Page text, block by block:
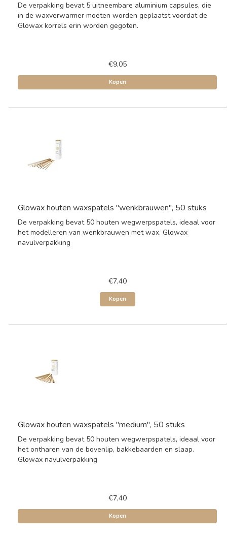
De verpakking bevat 5 uitneembare aluminium capsules, die
in de waxverwarmer moeten worden geplaatst voordat de
Glowax korrels erin worden gegoten.
€9,05
Kopen
Glowax houten waxspatels "wenkbrauwen", 50 stuks
De verpakking bevat 50 houten wegwerpspatels, ideaal voor
het modelleren van wenkbrauwen met wax. Glowax
navulverpakking
€7,40
Kopen
Glowax houten waxspatels "medium", 50 stuks
De verpakking bevat 50 houten wegwerpspatels, ideaal voor
het ontharen van de bovenlip, bakkebaarden en slaap.
Glowax navulverpakking
€7,40
Kopen